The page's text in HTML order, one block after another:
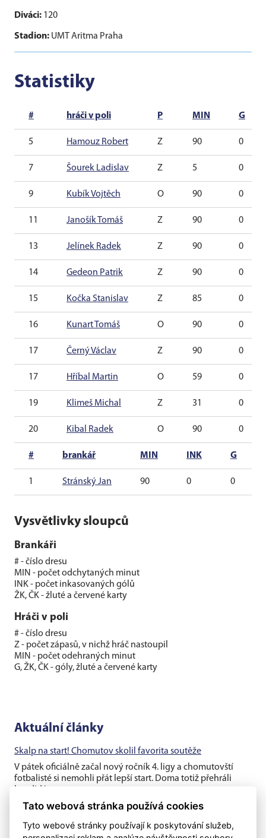
Diváci: 120
Stadion: UMT Aritma Praha
Statistiky
# hráči v poli P MIN G
5 Hamouz Robert Z 90 0
7 Šourek Ladislav Z 5 0
9 Kubík Vojtěch O 90 0
11 Janošík Tomáš Z 90 0
13 Jelínek Radek Z 90 0
14 Gedeon Patrik Z 90 0
15 Kočka Stanislav Z 85 0
16 Kunart Tomáš O 90 0
17 Černý Václav Z 90 0
17 Hříbal Martin O 59 0
19 Klimeš Michal Z 31 0
20 Kibal Radek O 90 0
# brankář MIN INK G
1 Stránský Jan 90 0 0
Vysvětlivky sloupců
Brankáři
# - číslo dresu
MIN - počet odchytaných minut
INK - počet inkasovaných gólů
ŽK, ČK - žluté a červené karty
Hráči v poli
# - číslo dresu
Z - počet zápasů, v nichž hráč nastoupil
MIN - počet odehraných minut
G, ŽK, ČK - góly, žluté a červené karty
Aktuální články
Skalp na start! Chomutov skolil favorita soutěže
V pátek oficiálně začal nový ročník 4. ligy a chomutovští
fotbalisté si nemohli přát lepší start. Doma totiž přehráli
Hlavní tým Chomutova přichází nedlouho před začátkem
Tato webová stránka používá cookies
Tyto webové stránky používají k poskytování služeb,